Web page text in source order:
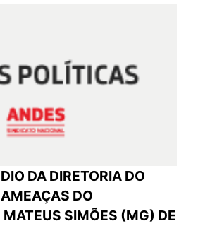
DA DIRETORIA DO
DO
MATEUS SIMÕES (MG) DE